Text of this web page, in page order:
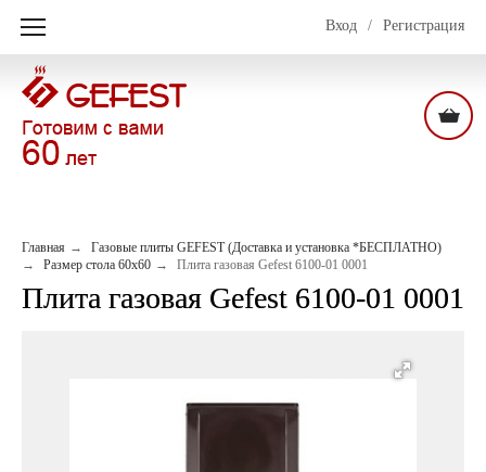
Вход / Регистрация
Главная
Газовые плиты GEFEST (Доставка и установка *БЕСПЛАТНО)
Размер стола 60х60
Плита газовая Gefest 6100-01 0001
Плита газовая Gefest 6100-01 0001